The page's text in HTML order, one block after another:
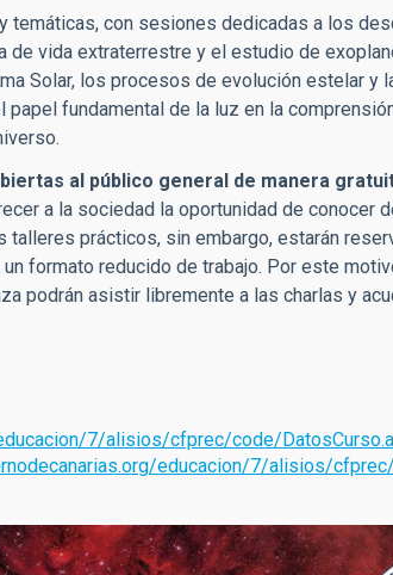
temáticas, con sesiones dedicadas a los
de vida extraterrestre y el estudio de
Solar, los procesos de evolución estelar y
fundamental de la luz en la
al público general de manera
a la sociedad la oportunidad de conocer
prácticos, sin embargo, estarán
formato reducido de trabajo. Por este
podrán asistir libremente a las charlas y
7/alisios/cfprec/code/
educacion/7/alisios/